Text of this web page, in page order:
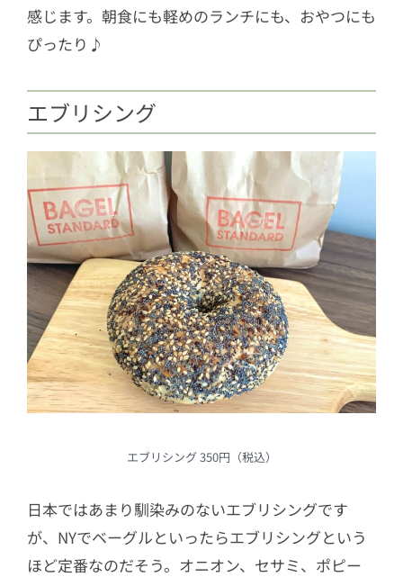
感じます。朝食にも軽めのランチにも、おやつにも
ぴったり♪
エブリシング
エブリシング 350円（税込）
日本ではあまり馴染みのないエブリシングです
が、NYでベーグルといったらエブリシングという
ほど定番なのだそう。オニオン、セサミ、ポピー